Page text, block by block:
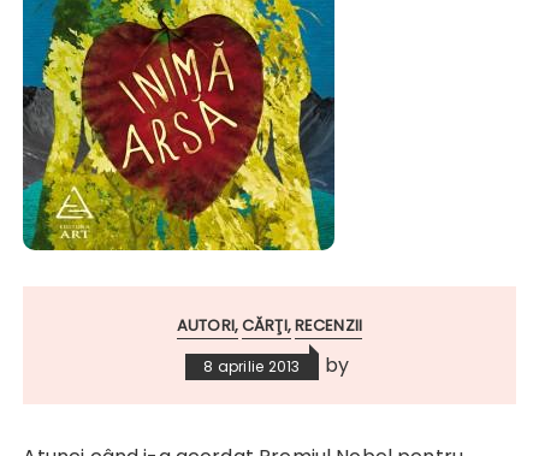
AUTORI CĂRŢI RECENZII
8 aprilie 2013 by